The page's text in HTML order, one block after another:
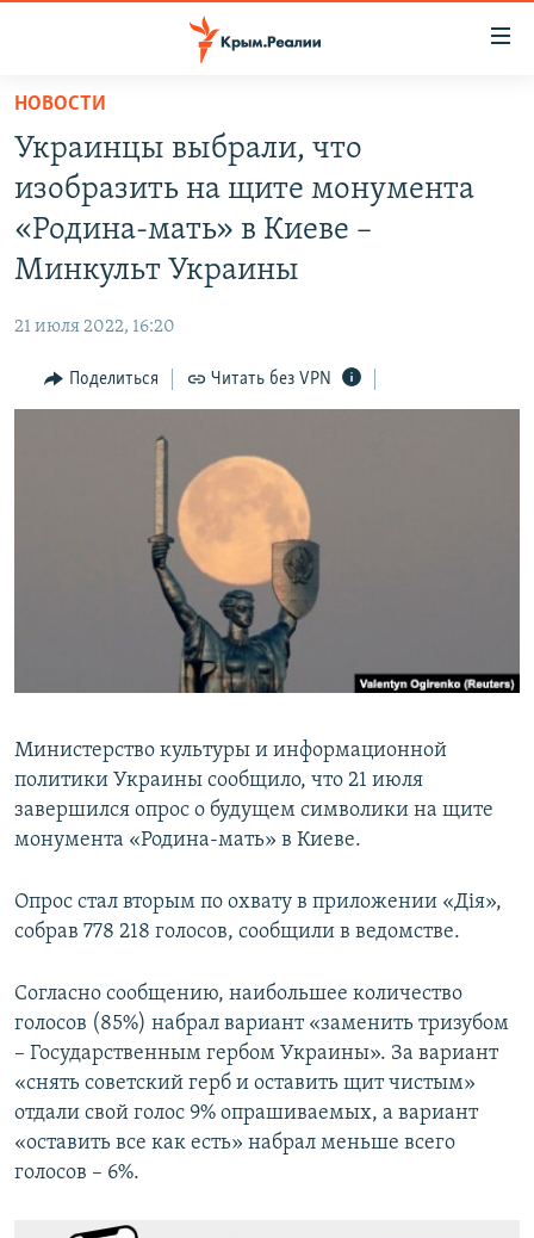
Вернуться
основному
содержанию
Вернутся
главной
Вернутся
поиску
СПЕЦПРОЕКТЫ
ГРУЗ 200
КАРТА ВОЕННЫХ ОБЪЕКТОВ КРЫМА
ВОДА
ИСТОРИЯ
ИНФОГРАФИКА
СОВЕТЫ ПРАВОЗАЩИТНИКОВ
ПРОПАВШИЕ БЕЗ ВЕСТИ
ПОБЕДИТЕЛЕЙ НЕ СУДЯТ?
КРЫМ.НЕПОКОРЕННЫЙ
УКРАИНСКАЯ ПРОБЛЕМА КРЫМА
РАДІО СВОБОДА
КАК ОБОЙТИ БЛОКИРОВКУ
ПРИСОЕДИНЯЙТЕСЬ!
НОВОСТИ
Украинцы выбрали, что
изобразить на щите монумента
«Родина-мать» в Киеве –
Минкульт Украины
21 июля 2022, 16:20
Поделиться Читать без VPN
Министерство культуры и информационной
политики Украины сообщило, что 21 июля
завершился опрос о будущем символики на щите
монумента «Родина-мать» в Киеве.
Опрос стал вторым по охвату в приложении «Дія»,
собрав 778 218 голосов, сообщили в ведомстве.
Согласно сообщению, наибольшее количество
голосов (85%) набрал вариант «заменить тризубом
– Государственным гербом Украины». За вариант
«снять советский герб и оставить щит чистым»
отдали свой голос 9% опрашиваемых, а вариант
«оставить все как есть» набрал меньше всего
голосов – 6%.